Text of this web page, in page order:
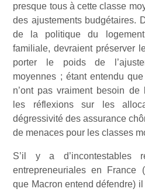
presque tous à cette classe
des ajustements budgétaires.
de la politique du
familiale, devraient préserver
porter le poids de
moyennes ; étant entendu
n’ont pas vraiment besoin de
les réflexions sur les
dégressivité des assurance
de menaces pour les classes
S’il y a d’incontestables
entrepreneuriales en France
que Macron entend défendre)